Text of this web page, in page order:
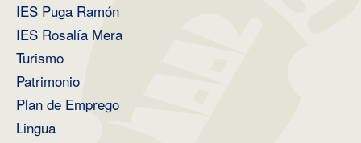
IES Puga Ramón
IES Rosalía Mera
Turismo
Patrimonio
Plan de Emprego
Lingua